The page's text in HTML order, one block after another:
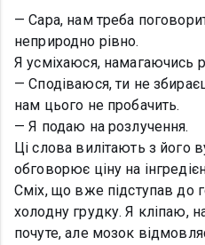
— Сара, нам треба
неприродно рівно.
Я усміхаюся, намагаючись
— Сподіваюся, ти не
нам цього не пробачить.
— Я подаю на розлучення.
Ці слова вилітають з його
обговорює ціну на
Сміх, що вже підступав до
холодну грудку. Я кліпаю,
почуте, але мозок